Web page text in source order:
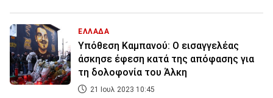
ΕΛΛΑΔΑ
Υπόθεση Καμπανού: Ο εισαγγελέας
άσκησε έφεση κατά της απόφασης για
τη δολοφονία του Άλκη
21 Ιουλ 2023 10:45